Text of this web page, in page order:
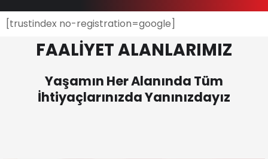
[trustindex no-registration=google]
FAALİYET ALANLARIMIZ
Yaşamın Her Alanında Tüm
İhtiyaçlarınızda Yanınızdayız